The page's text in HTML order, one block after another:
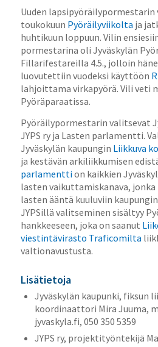
Uuden lapsipyöräilypormestarin
toukokuun Pyöräilyviikolta ja
huhtikuun loppuun. Vilin
pormestarina oli Jyväskylän
Fillarifestareilla 4.5., jolloin
luovutettiin vuodeksi käyttöön
lahjoittama virkapyörä. Vili veti
Pyöräparaatissa.
Pyöräilypormestarin valitsevat
JYPS ry ja Lasten parlamentti.
Jyväskylän kaupungin Liikkuva
ja kestävän arkiliikkumisen
parlamenttion kaikkien
lasten vaikuttamiskanava,
lasten ääntä kuuluviin
JYPSillä valitseminen sisältyy
hankkeeseen, joka on saanut
viestintävirasto Traficomilta
valtionavustusta.
Lisätietoja
Jyväskylän kaupunki, fiksun
koordinaattori Mira Juuma,
jyvaskyla.fi, 050 350 5359
JYPS ry, projektityöntekijä